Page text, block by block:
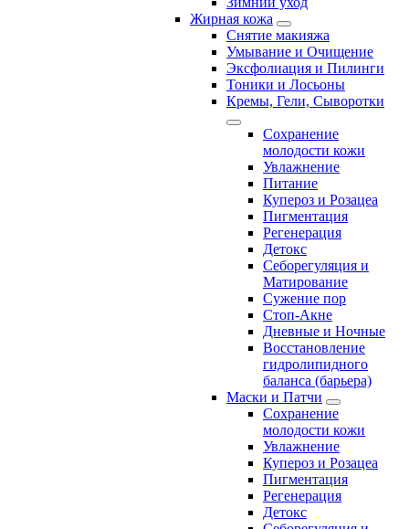
Жирная кожа
Снятие макияжа
Умывание и Очищение
Эксфолиация и Пилинги
Тоники и Лосьоны
Кремы, Гели, Сыворотки
Сохранение
молодости кожи
Увлажнение
Питание
Купероз и Розацеа
Пигментация
Регенерация
Детокс
Себорегуляция и
Матирование
Сужение пор
Стоп-Акне
Дневные и Ночные
Восстановление
гидролипидного
баланса (барьера)
Маски и Патчи
Сохранение
молодости кожи
Увлажнение
Купероз и Розацеа
Пигментация
Регенерация
Детокс